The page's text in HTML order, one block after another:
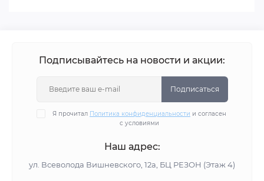
Подписывайтесь на новости и акции:
Подписаться
Я прочитал Политика конфиденциальности и согласен
с условиями
Наш адрес:
ул. Всеволода Вишневского, 12а, БЦ РЕЗОН (Этаж 4)